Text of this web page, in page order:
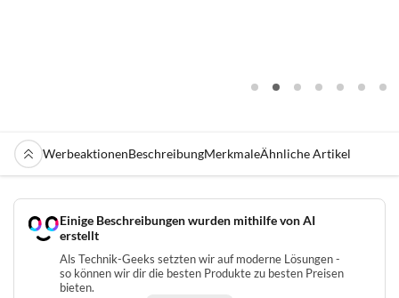
WerbeaktionenBeschreibungMerkmaleÄhnliche Artikel
Einige Beschreibungen wurden mithilfe von AI
erstellt
Als Technik-Geeks setzten wir auf moderne Lösungen -
so können wir dir die besten Produkte zu besten Preisen
bieten.